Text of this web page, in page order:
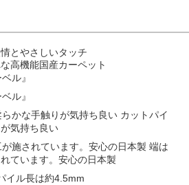
とやさしいタッチ
高機能国産カーペット
カットパイ
気持ち良い
端は
ています。安心の日本製
イル長は約4.5mm